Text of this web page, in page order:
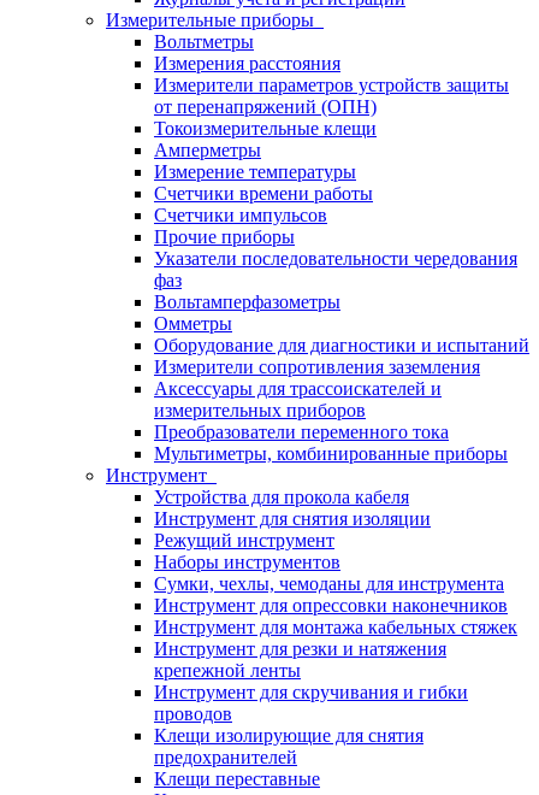
Измерительные приборы
Вольтметры
Измерения расстояния
Измерители параметров устройств защиты
от перенапряжений (ОПН)
Токоизмерительные клещи
Амперметры
Измерение температуры
Счетчики времени работы
Счетчики импульсов
Прочие приборы
Указатели последовательности чередования
фаз
Вольтамперфазометры
Омметры
Оборудование для диагностики и испытаний
Измерители сопротивления заземления
Аксессуары для трассоискателей и
измерительных приборов
Преобразователи переменного тока
Мультиметры, комбинированные приборы
Инструмент
Устройства для прокола кабеля
Инструмент для снятия изоляции
Режущий инструмент
Наборы инструментов
Сумки, чехлы, чемоданы для инструмента
Инструмент для опрессовки наконечников
Инструмент для монтажа кабельных стяжек
Инструмент для резки и натяжения
крепежной ленты
Инструмент для скручивания и гибки
проводов
Клещи изолирующие для снятия
предохранителей
Клещи переставные